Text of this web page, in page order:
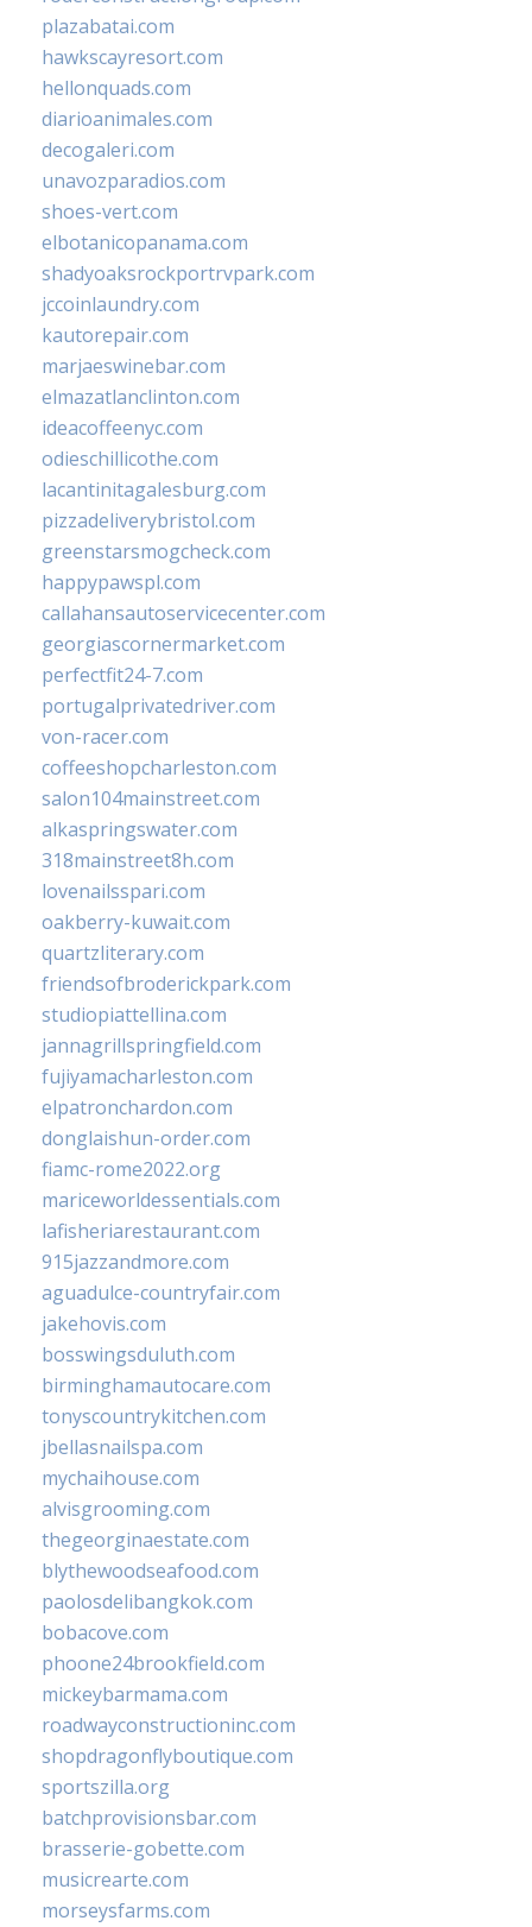
plazabatai.com
hawkscayresort.com
hellonquads.com
diarioanimales.com
decogaleri.com
unavozparadios.com
shoes-vert.com
elbotanicopanama.com
shadyoaksrockportrvpark.com
jccoinlaundry.com
kautorepair.com
marjaeswinebar.com
elmazatlanclinton.com
ideacoffeenyc.com
odieschillicothe.com
lacantinitagalesburg.com
pizzadeliverybristol.com
greenstarsmogcheck.com
happypawspl.com
callahansautoservicecenter.com
georgiascornermarket.com
perfectfit24-7.com
portugalprivatedriver.com
von-racer.com
coffeeshopcharleston.com
salon104mainstreet.com
alkaspringswater.com
318mainstreet8h.com
lovenailsspari.com
oakberry-kuwait.com
quartzliterary.com
friendsofbroderickpark.com
studiopiattellina.com
jannagrillspringfield.com
fujiyamacharleston.com
elpatronchardon.com
donglaishun-order.com
fiamc-rome2022.org
mariceworldessentials.com
lafisheriarestaurant.com
915jazzandmore.com
aguadulce-countryfair.com
jakehovis.com
bosswingsduluth.com
birminghamautocare.com
tonyscountrykitchen.com
jbellasnailspa.com
mychaihouse.com
alvisgrooming.com
thegeorginaestate.com
blythewoodseafood.com
paolosdelibangkok.com
bobacove.com
phoone24brookfield.com
mickeybarmama.com
roadwayconstructioninc.com
shopdragonflyboutique.com
sportszilla.org
batchprovisionsbar.com
brasserie-gobette.com
musicrearte.com
morseysfarms.com